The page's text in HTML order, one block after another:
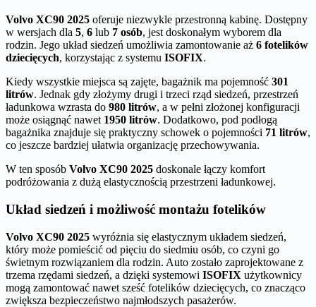
Volvo XC90 2025 oferuje niezwykle przestronną kabinę. Dostępny
w wersjach dla 5, 6 lub 7 osób, jest doskonałym wyborem dla
rodzin. Jego układ siedzeń umożliwia zamontowanie aż 6 fotelików
dziecięcych, korzystając z systemu ISOFIX.
Kiedy wszystkie miejsca są zajęte, bagażnik ma pojemność 301
litrów. Jednak gdy złożymy drugi i trzeci rząd siedzeń, przestrzeń
ładunkowa wzrasta do 980 litrów, a w pełni złożonej konfiguracji
może osiągnąć nawet 1950 litrów. Dodatkowo, pod podłogą
bagażnika znajduje się praktyczny schowek o pojemności 71 litrów,
co jeszcze bardziej ułatwia organizację przechowywania.
W ten sposób Volvo XC90 2025 doskonale łączy komfort
podróżowania z dużą elastycznością przestrzeni ładunkowej.
Układ siedzeń i możliwość montażu fotelików
Volvo XC90 2025 wyróżnia się elastycznym układem siedzeń,
który może pomieścić od pięciu do siedmiu osób, co czyni go
świetnym rozwiązaniem dla rodzin. Auto zostało zaprojektowane z
trzema rzędami siedzeń, a dzięki systemowi ISOFIX użytkownicy
mogą zamontować nawet sześć fotelików dziecięcych, co znacząco
zwiększa bezpieczeństwo najmłodszych pasażerów.